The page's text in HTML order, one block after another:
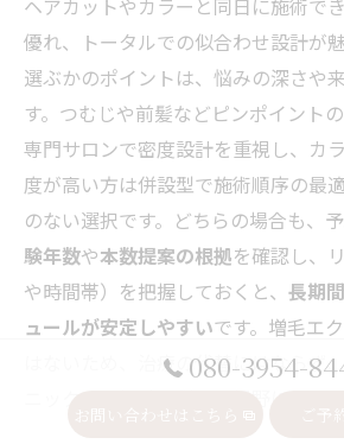
ヘアカットやカラーと同日に施術で
優れ、トータルでの似合わせ設計が
選ぶかのポイントは、悩みの深さや
す。つむじや前髪などピンポイント
専門サロンで密度設計を重視し、カ
度が高い方は併設型で施術順序の最
のない選択です。どちらの場合も、
験年数や本数提案の根拠を確認し、
や時間帯）を把握しておくと、 長期
ュールが安定しやすいです。増毛エ
はないため、治療の代替にはならず
080-3954-